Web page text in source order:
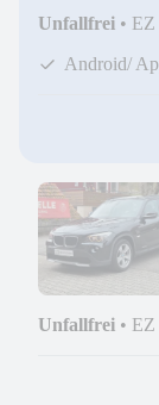
Unfallfrei • EZ
Android/
Unfallfrei • EZ